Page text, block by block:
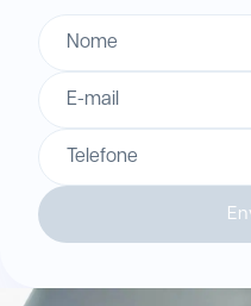
Nome
E-mail
Telefone